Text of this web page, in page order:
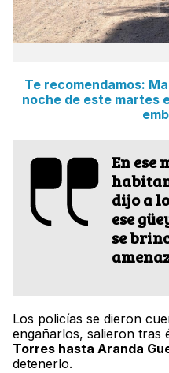
Te recomendamos:
noche de este martes
En ese
dijo a
ese
se
Los policías se dieron
engañarlos, salieron tras
Torres hasta Aranda
detenerlo.